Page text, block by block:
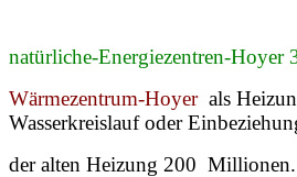
natürliche-Energiezentren-Hoyer
Wärmezentrum-Hoyer als
Wasserkreislauf oder
der alten Heizung 200 Millionen.